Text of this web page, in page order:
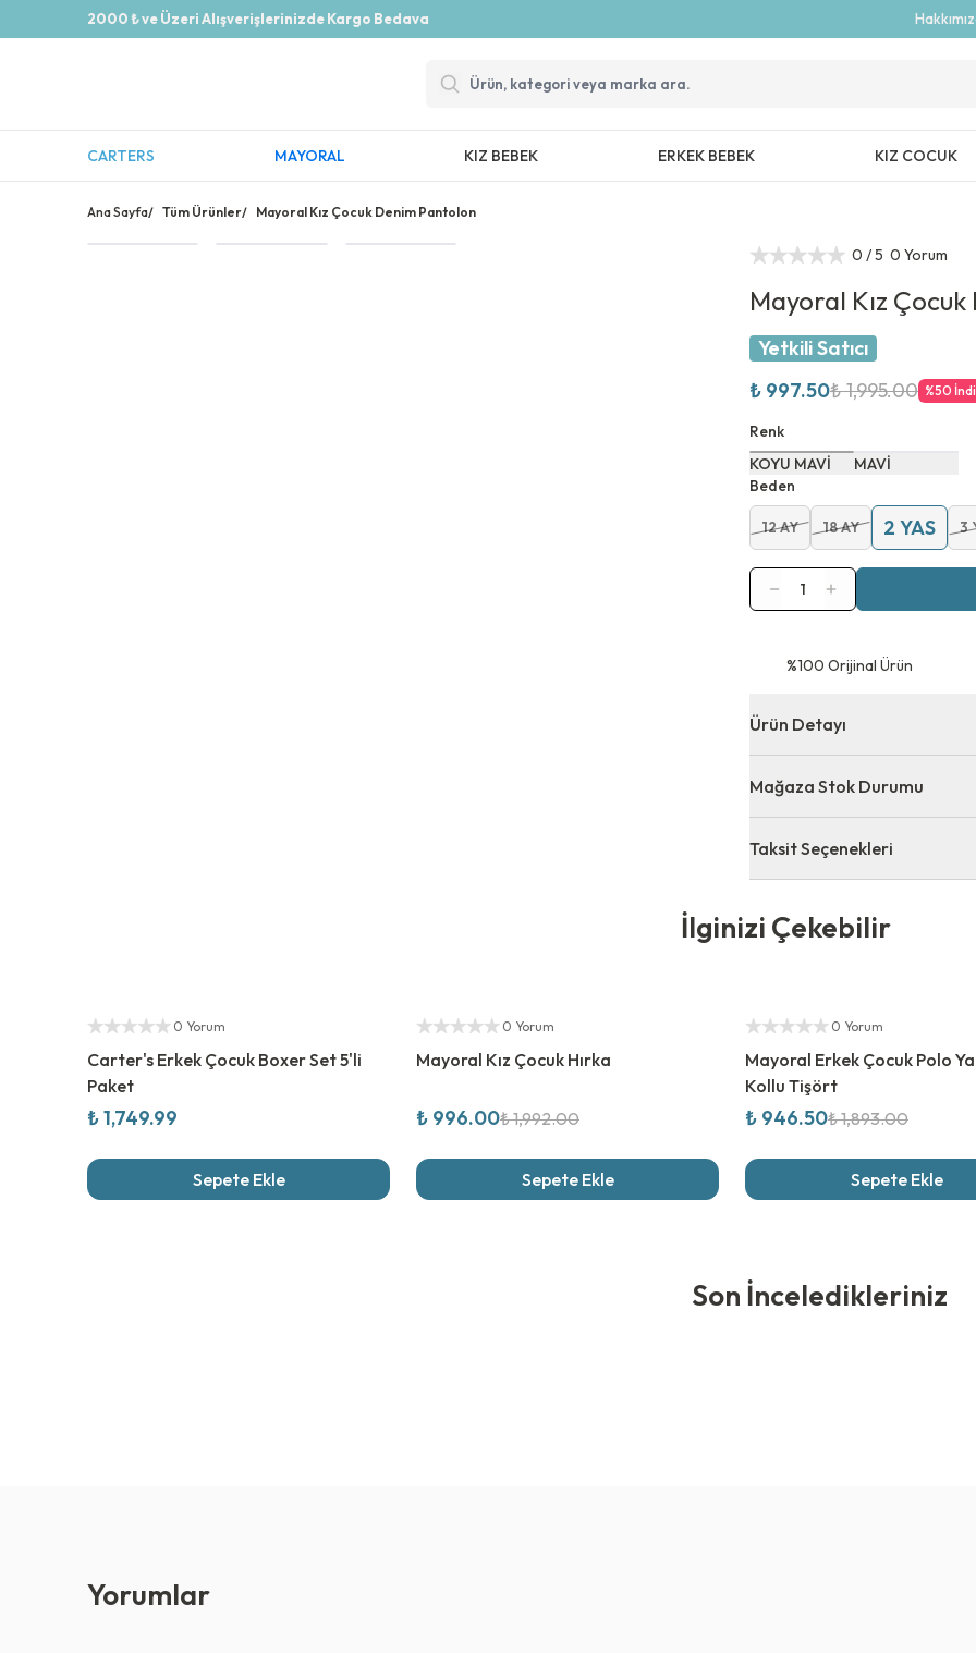
2000 ₺ ve Üzeri Alışverişlerinizde Kargo Bedava
CARTERS MAYORAL KIZ BEBEK ERKEK BEBEK KIZ COCUK
Ana Sayfa/ Tüm Ürünler/ Mayoral Kız Çocuk Denim Pantolon
0 / 5 0 Yorum
Mayoral Kız
Yetkili Satıcı
₺ 997.50₺ 1,995.00 %50
Renk
KOYU MAVİ
MAVİ
Beden
12 AY 18 AY 2 YAS 3
1
⁠%100 Orijinal Ürün
Ürün Detayı
Mağaza Stok Durumu
Taksit Seçenekleri
İlginizi Çekebilir
0 Yorum
Carter's Erkek Çocuk Boxer Set 5'li
Paket
₺ 1,749.99
Sepete Ekle
Yetkili Satıcı
0 Yorum
Mayoral Kız Çocuk Hırka
₺ 996.00₺ 1,992.00
Sepete Ekle
Yetkili Satıcı
0 Yorum
Mayoral Erkek Çocuk Polo
Kollu Tişört
₺ 946.50₺ 1,893.00
Sepete Ekle
Son İnceledikleriniz
Yorumlar